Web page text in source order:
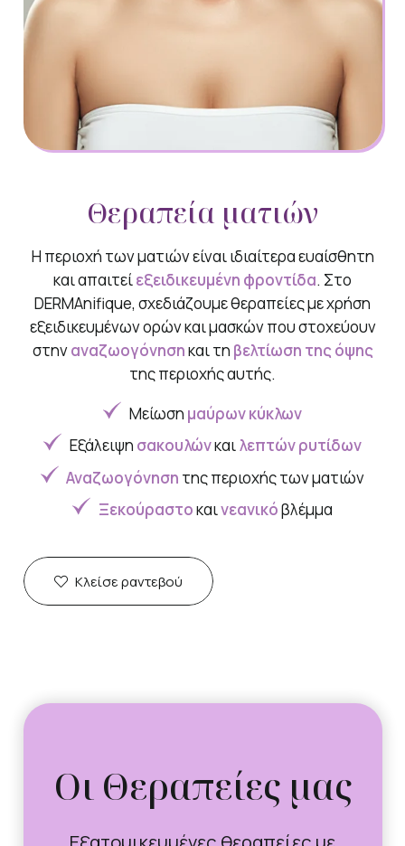
Θεραπεία ματιών
Η περιοχή των ματιών είναι ιδιαίτερα ευαίσθητη
και απαιτείεξειδικευμένη φροντίδα. Στο
DERMAnifique, σχεδιάζουμε θεραπείες με χρήση
εξειδικευμένων ορών και μασκών που στοχεύουν
στηναναζωογόνησηκαι τη βελτίωση της όψης
της περιοχής αυτής.
Μείωση μαύρων κύκλων
Εξάλειψη σακουλώνκαιλεπτών ρυτίδων
Αναζωογόνηση της περιοχής των ματιών
Ξεκούραστοκαινεανικόβλέμμα
Κλείσε ραντεβού
Οι Θεραπείες μας